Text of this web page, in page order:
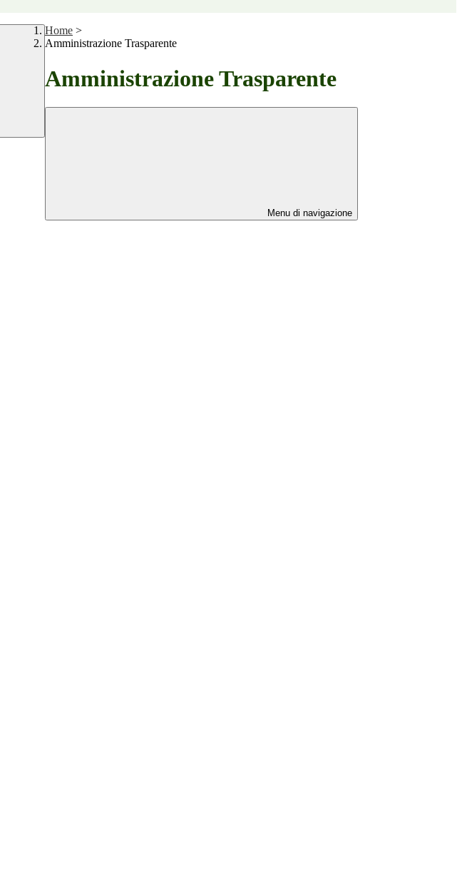
Home >
Amministrazione Trasparente
Amministrazione Trasparente
Menu di navigazione